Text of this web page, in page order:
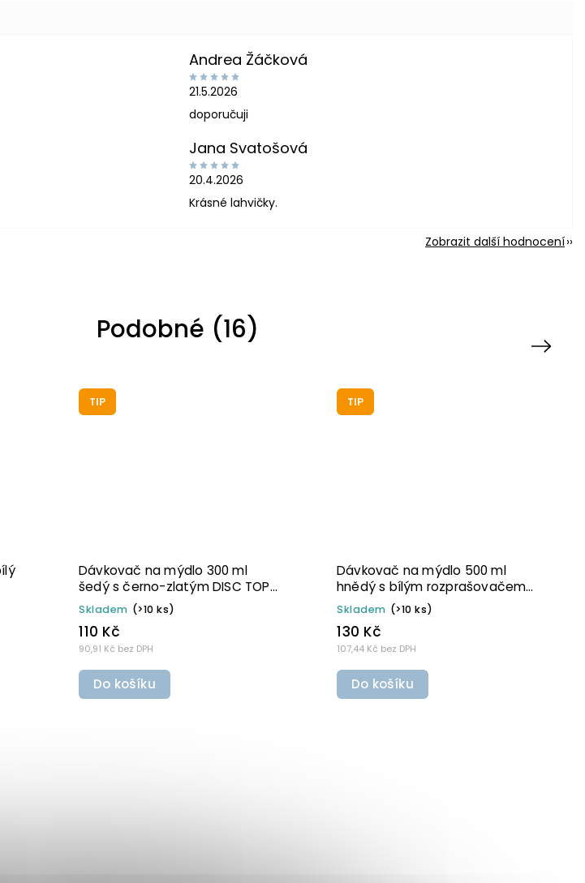
Andrea Žáčková
21.5.2026
doporučuji
Jana Svatošová
20.4.2026
Krásné lahvičky.
Zobrazit další hodnocení
Podobné (16)
Dávkovač na mýdlo 300 ml
šedý s bílo-stříbrným DISC TOP
(>10 ks)
Dávkovač na mýdlo 300 ml
šedý s černou pumpičkou BELA
(>10 ks)
hnědý s
Next